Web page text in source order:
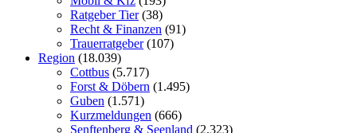
Ratgeber Tier(38)
Recht & Finanzen (91)
Trauerratgeber(107)
Region (18.039)
Cottbus (5.717)
Forst & Döbern (1.495)
Guben (1.571)
Kurzmeldungen (666)
Senftenberg & Seenland (2.323)